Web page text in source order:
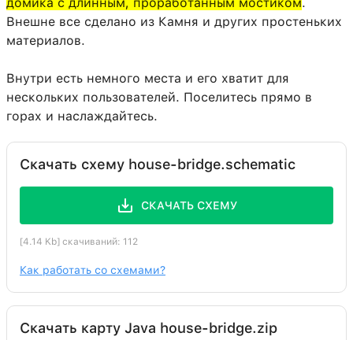
Папоротник 31:2 4
Напольная табличка
54:0
Цветочный горшок
Голова 144:0 2
Жёлтая окрашенная стеклянная
Красная окрашенная стеклянная
панель
Кровать
Одуванчик
Стол зачаровывания 116:0 1
Верстак 58:0
Внешне все сделано из Камня и других простеньких
материалов.
Внутри есть немного места и его хватит для
нескольких пользователей. Поселитесь прямо в
горах и наслаждайтесь.
Скачать схему house-bridge.schematic
СКАЧАТЬ СХЕМУ
[4.14 Kb] скачиваний: 112
Как работать со схемами?
Скачать карту Java house-bridge.zip